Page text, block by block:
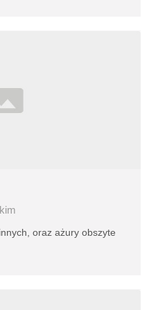
oraz ażury obszyte